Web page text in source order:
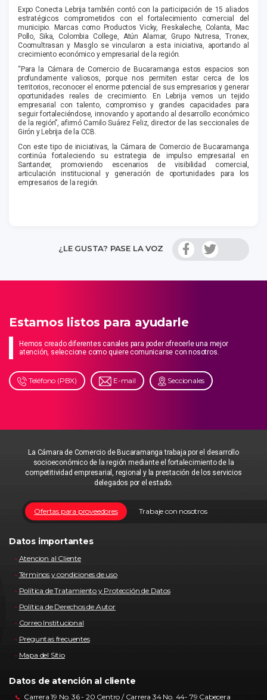
Expo Conecta Lebrija también contó con la participación de 15 aliados
estratégicos comprometidos con el fortalecimiento comercial del
municipio. Marcas como Productos Vicky, Freskaleche, Colanta, Mac
Pollo, Sika, Colombia College, Atún Alamar, Grupo Nutresa, Tronex,
Coomultrasan y Masglo se vincularon a esta iniciativa, aportando al
crecimiento económico y empresarial de la región.
“Para la Cámara de Comercio de Bucaramanga estos espacios son
profundamente valiosos, porque nos permiten estar cerca de los
territorios, reconocer el enorme potencial de sus empresarios y generar
oportunidades reales de crecimiento. En Lebrija vemos un tejido
empresarial con talento, compromiso y grandes capacidades para
seguir fortaleciéndose, innovando y aportando al desarrollo económico
de la región”, afirmó Camilo Suárez Feliz, director de las seccionales de
Girón y Lebrija de la CCB.
Con este tipo de iniciativas, la Cámara de Comercio de Bucaramanga
continúa fortaleciendo su estrategia de impulso empresarial en
Santander, promoviendo escenarios de visibilidad comercial,
articulación institucional y generación de oportunidades para los
empresarios de la región.
¿LE GUSTA? PASE LA VOZ
Estamos listos para ayudarle
Hemos creado diferentes canales para poder ofrecerle una mejor
atención, seleccione como quiere comunicarse con nosotros.
Teléfono (PBX) E-mail Seccionales
La Cámara de Comercio de Bucaramanga trabaja por el desarrollo
socioeconómico de la región mediante el fortalecimiento de la
competitividad empresarial, regional y la prestación de los servicios
delegados por el estado.
Trabaje con nosotros
Ofertas para proveedores
Datos importantes
Atencion al Cliente
Términos y condiciones de uso
Política de Tratamiento y Protección de Datos
Política de Derechos de Autor
Correo Institucional
Preguntas frecuentes
Mapa del Sitio
Datos de atención al cliente
Carrera 19 No. 36 - 20 Centro / Carrera 34 No. 44- 79 Cabecera